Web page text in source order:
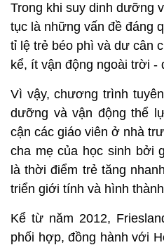
Trong khi suy dinh dưỡng
tục là những vấn đề đáng
tỉ lệ trẻ béo phì và dư cân
kể, ít vận động ngoài trời -
Vì vậy, chương trình
dưỡng và vận động thể
cận các giáo viên ở nhà
cha mẹ của học sinh bởi
là thời điểm trẻ tăng
triển giới tính và hình
Kể từ năm 2012,
phối hợp, đồng hành với